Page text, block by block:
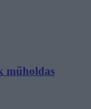
műholdas